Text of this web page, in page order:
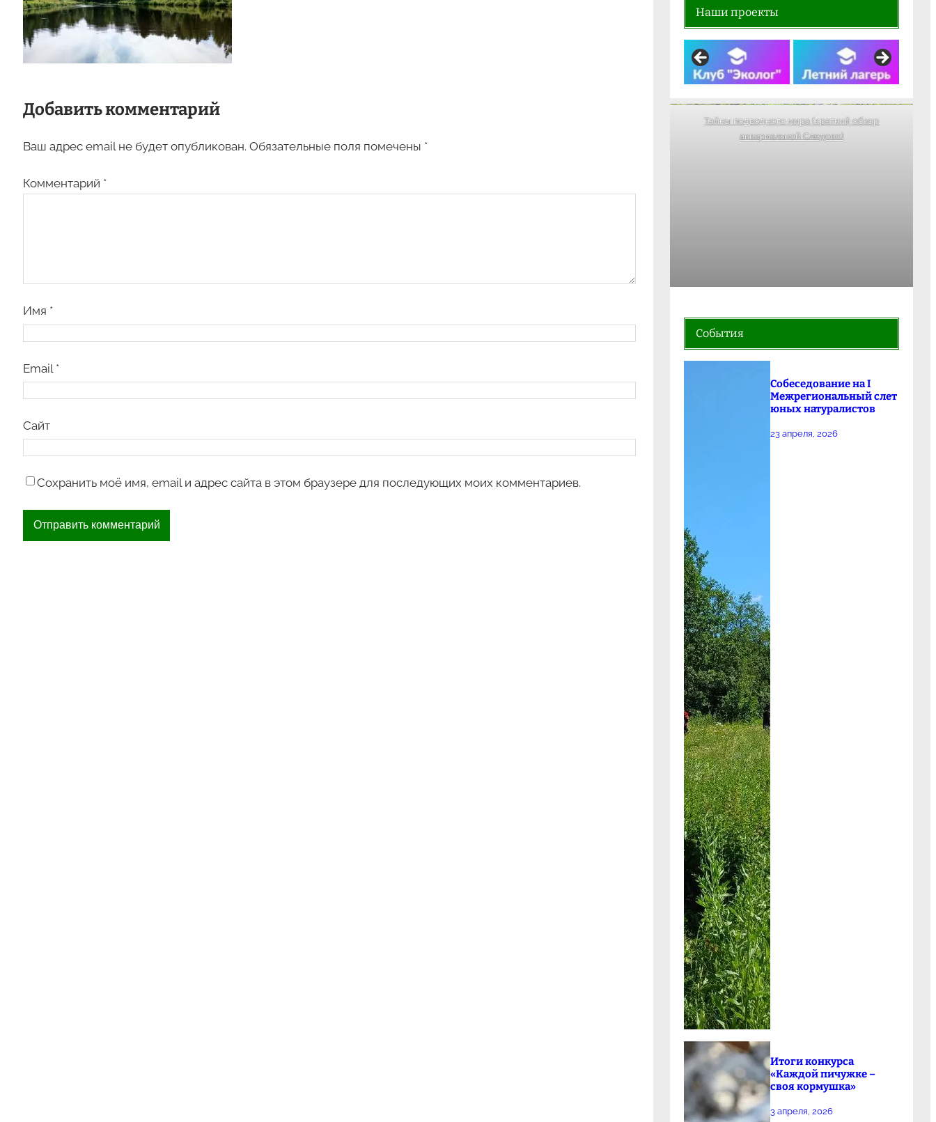
Добавить комментарий
Ваш адрес email не будет опубликован. Обязательные поля помечены *
Комментарий *
Имя *
Email *
Сайт
Сохранить моё имя, email и адрес сайта в этом браузере для последующих моих комментариев.
Наши проекты
Тайны подводного мира (краткий обзор
аквариальной Следово)
События
Собеседование на I
Межрегиональный слет
юных натуралистов
23 апреля, 2026
Итоги конкурса
«Каждой пичужке –
своя кормушка»
3 апреля, 2026